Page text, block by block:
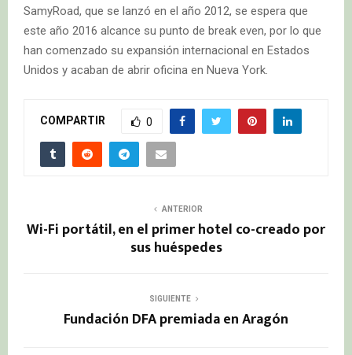
SamyRoad, que se lanzó en el año 2012, se espera que
este año 2016 alcance su punto de break even, por lo que
han comenzado su expansión internacional en Estados
Unidos y acaban de abrir oficina en Nueva York.
COMPARTIR 0
ANTERIOR
Wi-Fi portátil, en el primer hotel co-creado por
sus huéspedes
SIGUIENTE
Fundación DFA premiada en Aragón